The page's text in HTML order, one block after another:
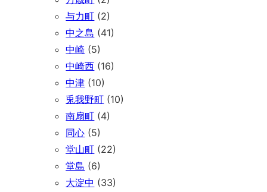
与力町 (2)
中之島 (41)
中崎 (5)
中崎西 (16)
中津 (10)
兎我野町 (10)
南扇町 (4)
同心 (5)
堂山町 (22)
堂島 (6)
大淀中 (33)